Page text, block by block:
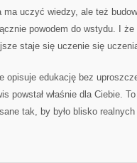
ma uczyć wiedzy, ale też
powodem do wstydu. I
staje się uczenie się
opisuje edukację bez
powstał właśnie dla Ciebie.
tak, by było blisko